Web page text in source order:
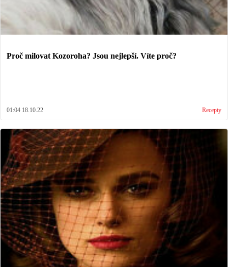
Proč milovat Kozoroha? Jsou nejlepší. Víte proč?
01:04 18.10.22 Recepty